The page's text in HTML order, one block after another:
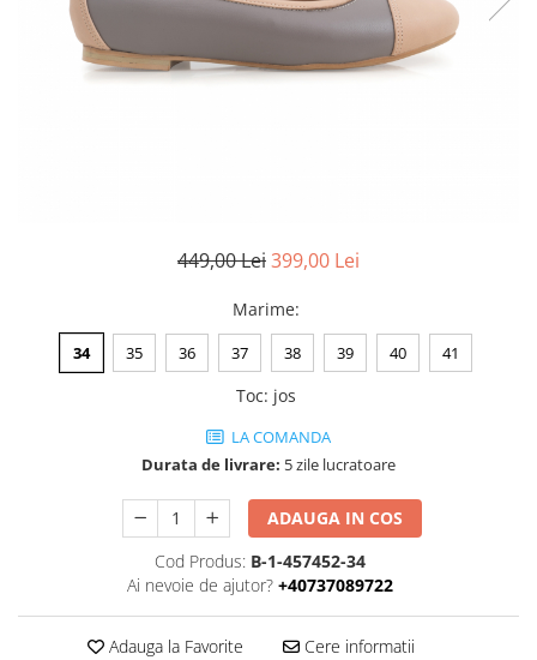
449,00 Lei399,00 Lei
Marime:
34 35 36 37 38 39 40 41
Toc: jos
LA COMANDA
Durata de livrare: 5 zile lucratoare
ADAUGA IN COS
Cod Produs: B-1-457452-34
Ai nevoie de ajutor? +40737089722
Adauga la Favorite Cere informatii